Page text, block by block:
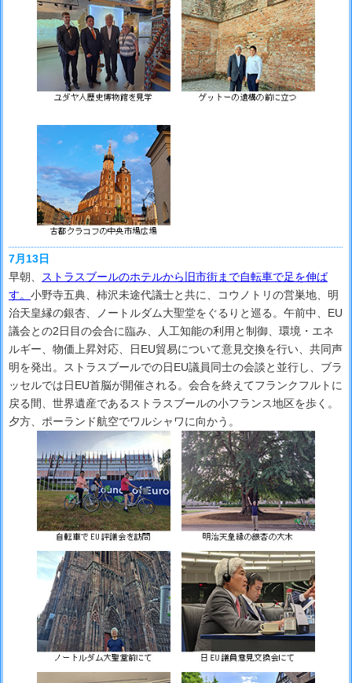
7月13日
早朝、
ストラスブールのホテルから旧市街まで自転車で足を伸ば
す。 小野寺五典、柿沢未途代議士と共に、コウノトリの営巣地、明
治天皇縁の銀杏、ノートルダム大聖堂をぐるりと巡る。午前中、EU
議会との2日目の会合に臨み、人工知能の利用と制御、環境・エネ
ルギー、物価上昇対応、日EU貿易について意見交換を行い、共同声
明を発出。ストラスブールでの日EU議員同士の会談と並行し、ブラ
ッセルでは日EU首脳が開催される。会合を終えてフランクフルトに
戻る間、世界遺産であるストラスブールの小フランス地区を歩く。
夕方、ポーランド航空でワルシャワに向かう。